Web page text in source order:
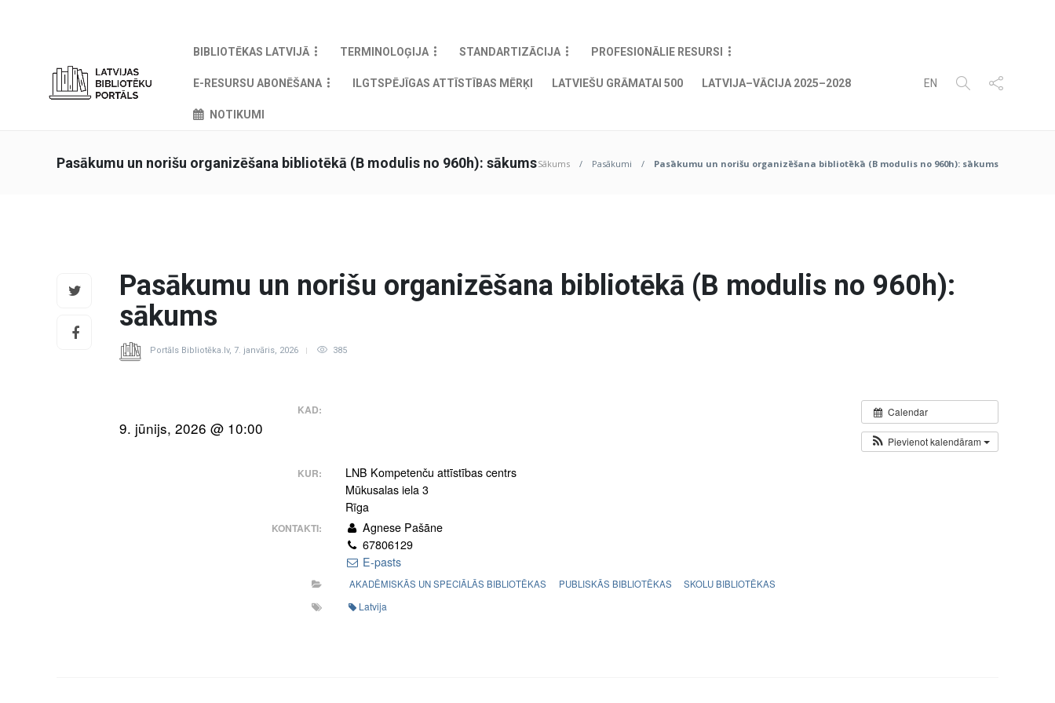
BIBLIOTĒKAS LATVIJĀ TERMINOLOĢIJA STANDARTIZĀCIJA PROFESIONĀLIE RESURSI
E-RESURSU ABONĒŠANA ILGTSPĒJĪGAS ATTĪSTĪBAS MĒRĶI LATVIEŠU GRĀMATAI 500 LATVIJA–VĀCIJA 2025–2028
NOTIKUMI
EN
Pasākumu un norišu organizēšana bibliotēkā (B modulis no 960h): sākumsSākums Pasākumi Pasākumu un norišu organizēšana bibliotēkā (B modulis no 960h): sākums
Pasākumu un norišu organizēšana bibliotēkā (B modulis no 960h):
sākums
Portāls Bibliotēka.lv, 7. janvāris, 2026 385
Calendar
Pievienot kalendāram
KAD:
9. jūnijs, 2026 @ 10:00
KUR:
LNB Kompetenču attīstības centrs
Mūkusalas iela 3
Rīga
KONTAKTI:
Agnese Pašāne
67806129
E-pasts
AKADĒMISKĀS UN SPECIĀLĀS BIBLIOTĒKAS PUBLISKĀS BIBLIOTĒKAS SKOLU BIBLIOTĒKAS
Latvija